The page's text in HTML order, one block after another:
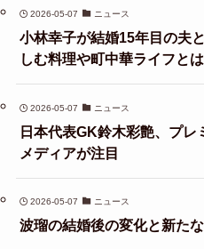
2026-05-07 ニュース
小林幸子が結婚15年目の夫
しむ料理や町中華ライフとは
2026-05-07 ニュース
日本代表GK鈴木彩艶、プレ
メディアが注目
2026-05-07 ニュース
波瑠の結婚後の変化と新た